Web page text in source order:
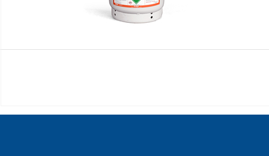
F-Gas